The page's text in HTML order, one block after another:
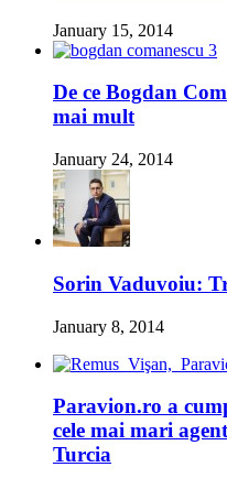
January 15, 2014
De ce Bogdan
mai mult
January 24, 2014
Sorin Vaduvoiu:
January 8, 2014
Paravion.ro a
cele mai mari
Turcia